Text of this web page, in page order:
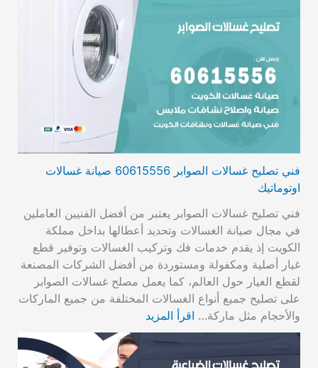
فني تصليح غسالات الصوابر 60615556 صيانة غسالات
اوتوماتيك
فني تصليح غسالات الصوابر يعتبر من أفضل الفنيين العاملين
في مجال صيانة الغسالات وتحديد أعطالها بداخل مملكة
الكويت إذ يقدم خدمات فك وتركيب الغسالات وتوفير قطع
غيار أصلية ومكفولة ومستوردة من أفضل الشركات المصنعة
لقطع الغيار حول العالم، كما يعمل مصلح غسالات الصوابر
على تصليح جميع أنواع الغسالات المختلفة من جميع الماركات
والأحجام مثل ماركة… اقرأ المزيد